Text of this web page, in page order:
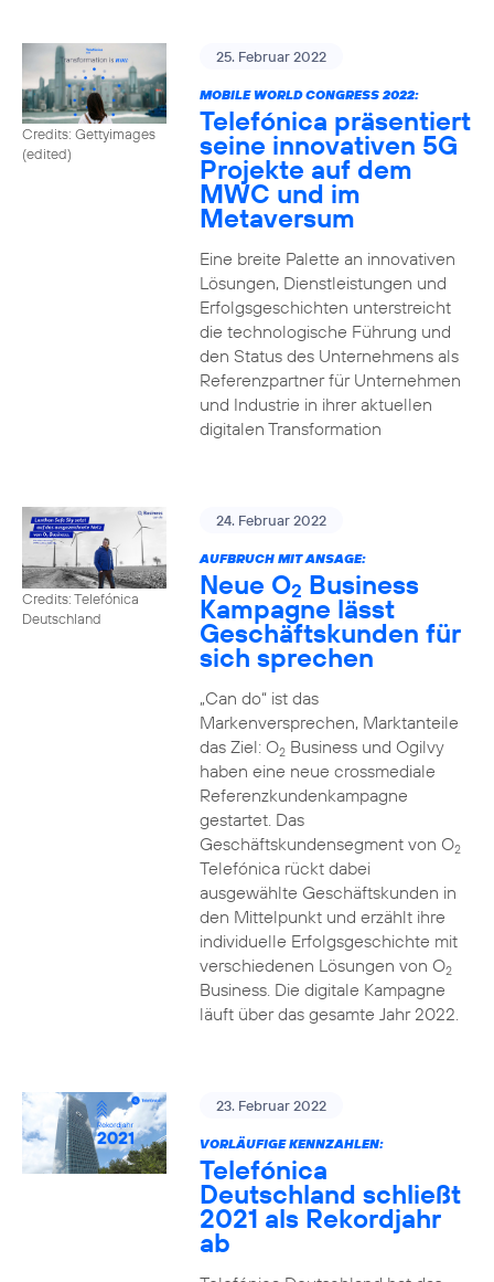
Credits: Gettyimages
(edited)
25. Februar 2022
MOBILE WORLD CONGRESS 2022:
Telefónica präsentiert
seine innovativen 5G
Projekte auf dem
MWC und im
Metaversum
Eine breite Palette an innovativen
Lösungen, Dienstleistungen und
Erfolgsgeschichten unterstreicht
die technologische Führung und
den Status des Unternehmens als
Referenzpartner für Unternehmen
und Industrie in ihrer aktuellen
digitalen Transformation
Credits: Telefónica
Deutschland
24. Februar 2022
AUFBRUCH MIT ANSAGE:
Neue O2 Business
Kampagne lässt
Geschäftskunden für
sich sprechen
„Can do“ ist das
Markenversprechen, Marktanteile
das Ziel: O2Business und Ogilvy
haben eine neue crossmediale
Referenzkundenkampagne
gestartet. Das
Geschäftskundensegment von O2
Telefónica rückt dabei
ausgewählte Geschäftskunden in
den Mittelpunkt und erzählt ihre
individuelle Erfolgsgeschichte mit
verschiedenen Lösungen von O2
Business. Die digitale Kampagne
läuft über das gesamte Jahr 2022.
23. Februar 2022
VORLÄUFIGE KENNZAHLEN:
Telefónica
Deutschland schließt
2021 als Rekordjahr
ab